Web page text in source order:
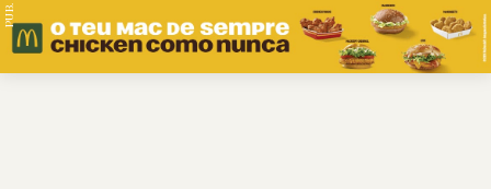
PUB.